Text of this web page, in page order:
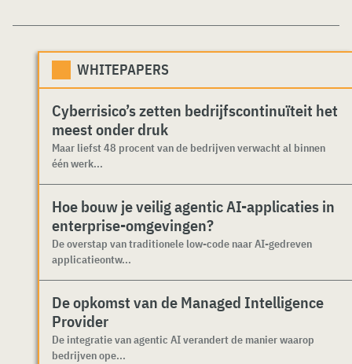
WHITEPAPERS
Cyberrisico’s zetten bedrijfscontinuïteit het
meest onder druk
Maar liefst 48 procent van de bedrijven verwacht al binnen
één werk...
Hoe bouw je veilig agentic AI-applicaties in
enterprise-omgevingen?
De overstap van traditionele low-code naar AI-gedreven
applicatieontw...
De opkomst van de Managed Intelligence
Provider
De integratie van agentic AI verandert de manier waarop
bedrijven ope...